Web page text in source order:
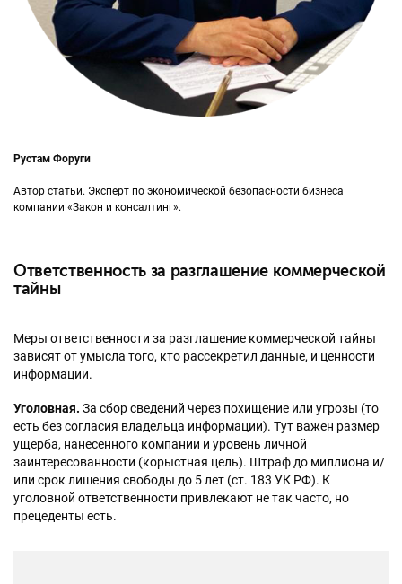
Рустам Форуги
Автор статьи. Эксперт по экономической безопасности бизнеса
компании «Закон и консалтинг».
Ответственность за разглашение коммерческой
тайны
Меры ответственности за разглашение коммерческой тайны
зависят от умысла того, кто рассекретил данные, и ценности
информации.
Уголовная. За сбор сведений через похищение или угрозы (то
есть без согласия владельца информации). Тут важен размер
ущерба, нанесенного компании и уровень личной
заинтересованности (корыстная цель). Штраф до миллиона и/
или срок лишения свободы до 5 лет (ст. 183 УК РФ). К
уголовной ответственности привлекают не так часто, но
прецеденты есть.